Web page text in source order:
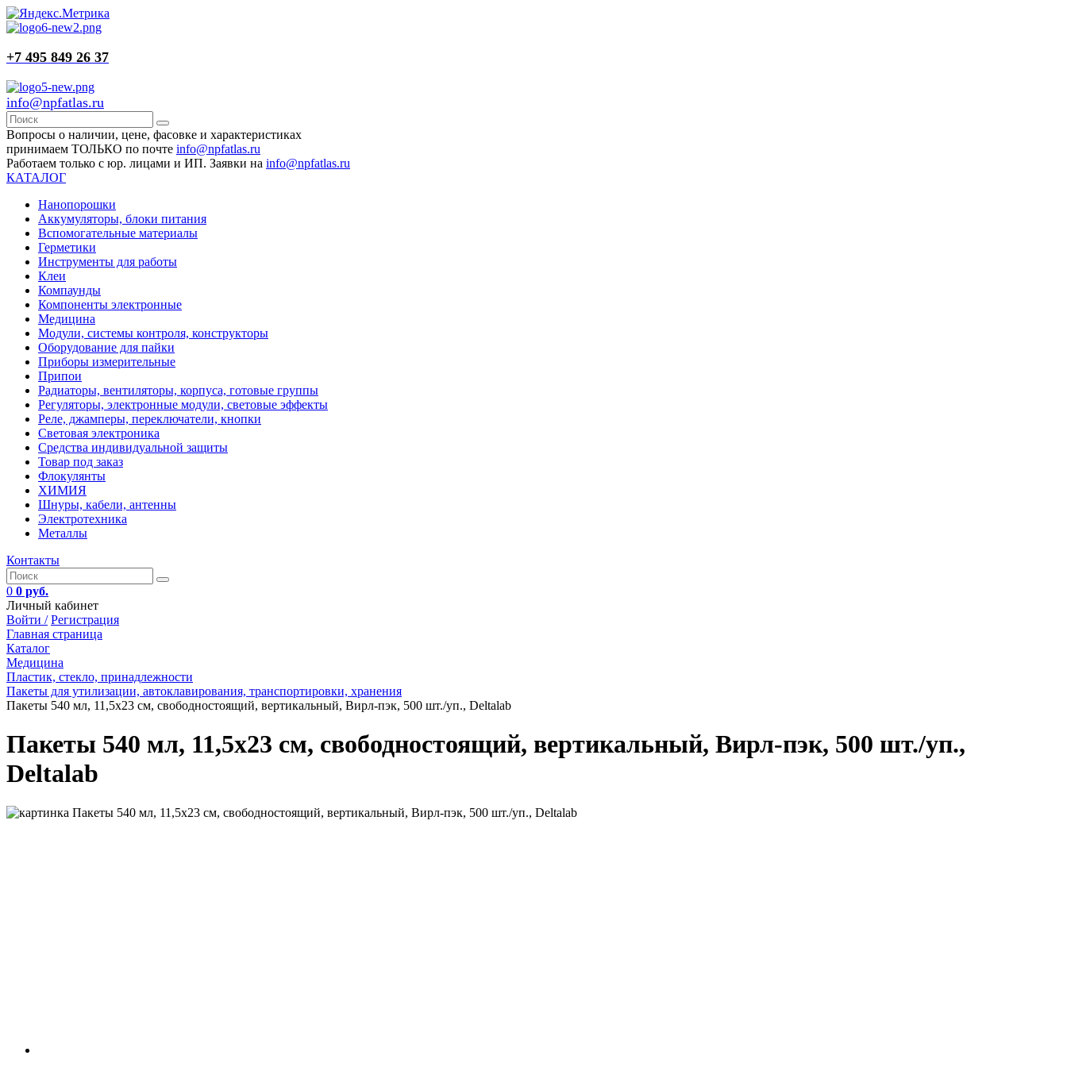
+7 495 849 26 37
info@npfatlas.ru
Вопросы о наличии, цене, фасовке и характеристиках
принимаем ТОЛЬКО по почте info@npfatlas.ru
Работаем только с юр. лицами и ИП. Заявки на info@npfatlas.ru
КАТАЛОГ
Нанопорошки
Аккумуляторы, блоки питания
Вспомогательные материалы
Герметики
Инструменты для работы
Клеи
Компаунды
Компоненты электронные
Медицина
Модули, системы контроля, конструкторы
Оборудование для пайки
Приборы измерительные
Припои
Радиаторы, вентиляторы, корпуса, готовые группы
Регуляторы, электронные модули, световые эффекты
Реле, джамперы, переключатели, кнопки
Световая электроника
Средства индивидуальной защиты
Товар под заказ
Флокулянты
ХИМИЯ
Шнуры, кабели, антенны
Электротехника
Металлы
Контакты
0 0 руб.
Личный кабинет
Войти / Регистрация
Главная страница
Каталог
Медицина
Пластик, стекло, принадлежности
Пакеты для утилизации, автоклавирования, транспортировки, хранения
Пакеты 540 мл, 11,5х23 см, свободностоящий, вертикальный, Вирл-пэк, 500 шт./уп., Deltalab
Пакеты 540 мл, 11,5х23 см, свободностоящий, вертикальный, Вирл-пэк, 500 шт./уп.,
Deltalab